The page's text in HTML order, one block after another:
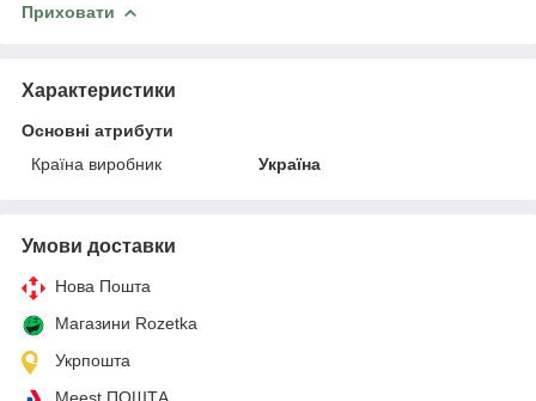
Приховати
Характеристики
Основні атрибути
Країна виробник
Україна
Умови доставки
Нова Пошта
Магазини Rozetka
Укрпошта
Meest ПОШТА